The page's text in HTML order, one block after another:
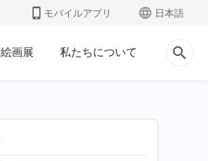
モバイルアプリ 日本語
絵画展 私たちについて
日々の神の御言葉: 神を知る | 抜
日々の神の御言葉: 神を知る | 抜